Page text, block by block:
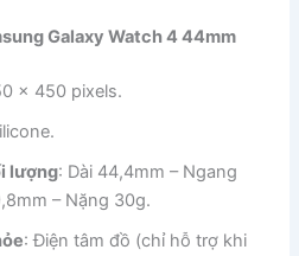
Galaxy Watch 4 44mm
x 450 pixels.
lượng: Dài 44,4mm – Ngang
– Nặng 30g.
: Điện tâm đồ (chỉ hỗ trợ khi